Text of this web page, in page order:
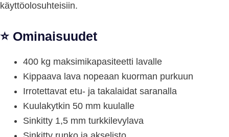
käyttöolosuhteisiin.
⭐ Ominaisuudet
400 kg maksimikapasiteetti lavalle
Kippaava lava nopeaan kuorman purkuun
Irrotettavat etu- ja takalaidat saranalla
Kuulakytkin 50 mm kuulalle
Sinkitty 1,5 mm turkkilevylava